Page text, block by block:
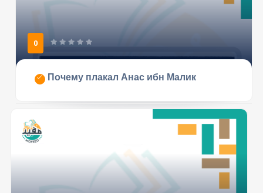
0
Почему плакал Анас ибн Малик